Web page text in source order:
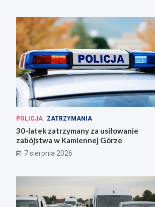
POLICJA ZATRZYMANIA
30-latek zatrzymany za usiłowanie
zabójstwa w Kamiennej Górze
7 sierpnia 2026